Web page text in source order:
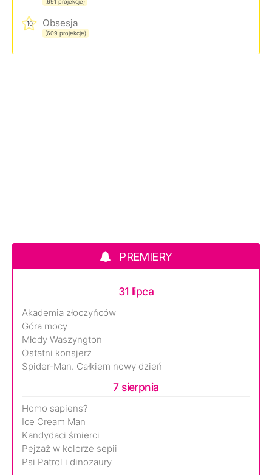
(691 projekcje)
10 Obsesja
(609 projekcje)
PREMIERY
31 lipca
Akademia złoczyńców
Góra mocy
Młody Waszyngton
Ostatni konsjerż
Spider-Man. Całkiem nowy dzień
7 sierpnia
Homo sapiens?
Ice Cream Man
Kandydaci śmierci
Pejzaż w kolorze sepii
Psi Patrol i dinozaury